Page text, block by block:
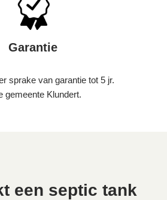
Garantie
sprake van garantie tot 5 jr.
gemeente Klundert.
een septic tank